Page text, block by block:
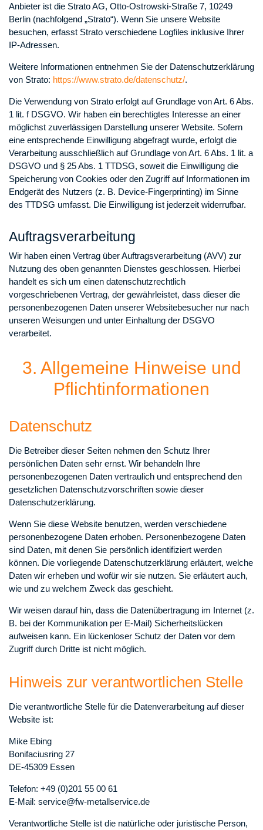
Anbieter ist die Strato AG, Otto-Ostrowski-Straße 7, 10249
Berlin (nachfolgend „Strato“). Wenn Sie unsere Website
besuchen, erfasst Strato verschiedene Logfiles inklusive Ihrer
IP-Adressen.
Weitere Informationen entnehmen Sie der Datenschutzerklärung
von Strato: https://www.strato.de/datenschutz/.
Die Verwendung von Strato erfolgt auf Grundlage von Art. 6 Abs.
1 lit. f DSGVO. Wir haben ein berechtigtes Interesse an einer
möglichst zuverlässigen Darstellung unserer Website. Sofern
eine entsprechende Einwilligung abgefragt wurde, erfolgt die
Verarbeitung ausschließlich auf Grundlage von Art. 6 Abs. 1 lit. a
DSGVO und § 25 Abs. 1 TTDSG, soweit die Einwilligung die
Speicherung von Cookies oder den Zugriff auf Informationen im
Endgerät des Nutzers (z. B. Device-Fingerprinting) im Sinne
des TTDSG umfasst. Die Einwilligung ist jederzeit widerrufbar.
Auftragsverarbeitung
Wir haben einen Vertrag über Auftragsverarbeitung (AVV) zur
Nutzung des oben genannten Dienstes geschlossen. Hierbei
handelt es sich um einen datenschutzrechtlich
vorgeschriebenen Vertrag, der gewährleistet, dass dieser die
personenbezogenen Daten unserer Websitebesucher nur nach
unseren Weisungen und unter Einhaltung der DSGVO
verarbeitet.
3. Allgemeine Hinweise und
Pflicht­informationen
Datenschutz
Die Betreiber dieser Seiten nehmen den Schutz Ihrer
persönlichen Daten sehr ernst. Wir behandeln Ihre
personenbezogenen Daten vertraulich und entsprechend den
gesetzlichen Datenschutzvorschriften sowie dieser
Datenschutzerklärung.
Wenn Sie diese Website benutzen, werden verschiedene
personenbezogene Daten erhoben. Personenbezogene Daten
sind Daten, mit denen Sie persönlich identifiziert werden
können. Die vorliegende Datenschutzerklärung erläutert, welche
Daten wir erheben und wofür wir sie nutzen. Sie erläutert auch,
wie und zu welchem Zweck das geschieht.
Wir weisen darauf hin, dass die Datenübertragung im Internet (z.
B. bei der Kommunikation per E-Mail) Sicherheitslücken
aufweisen kann. Ein lückenloser Schutz der Daten vor dem
Zugriff durch Dritte ist nicht möglich.
Hinweis zur verantwortlichen Stelle
Die verantwortliche Stelle für die Datenverarbeitung auf dieser
Website ist:
Mike Ebing
Bonifaciusring 27
DE-45309 Essen
Telefon: +49 (0)201 55 00 61
E-Mail: service@fw-metallservice.de
Verantwortliche Stelle ist die natürliche oder juristische Person,